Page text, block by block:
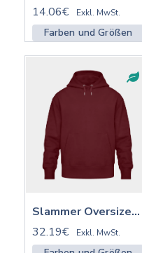
14.06€
Exkl. MwSt.
Farben und Größen
Slammer Oversized Hoodie ST/ST | STSU856
32.19€
Exkl. MwSt.